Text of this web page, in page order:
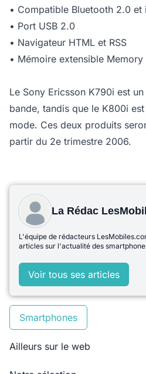
• Compatible Bluetooth 2.0 et
• Port USB 2.0
• Navigateur HTML et RSS
• Mémoire extensible
Le Sony Ericsson K790i est
bande, tandis que le K800i
mode. Ces deux produits
partir du 2e trimestre 2006.
La Rédac
L'équipe de rédacteurs
articles sur l'actualité des
Voir tous ses articles
Smartphones
Ailleurs sur le web